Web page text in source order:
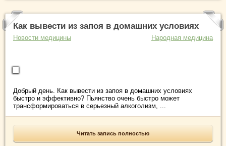
Как вывести из запоя в домашних условиях
Новости медицины Народная медицина
Добрый день. Как вывести из запоя в домашних условиях
быстро и эффективно? Пьянство очень быстро может
трансформироваться в серьезный алкоголизм, ...
Читать запись полностью